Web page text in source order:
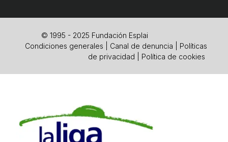
© 1995 - 2025 Fundación Esplai
Condiciones generales
Canal de denuncia
Políticas
de privacidad
Política de cookies